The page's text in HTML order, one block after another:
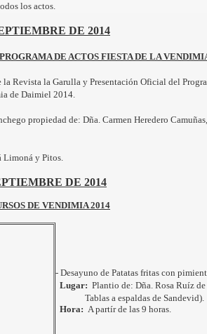
los actos.
DE 2014
DE ACTOS FIESTA DE LA
la Revista la Garulla y Presentación Oficial del
de Daimiel 2014.
propiedad de: Dña. Carmen Heredero
Limoná y Pitos.
DE 2014
DE VENDIMIA 2014
- Desayuno de Patatas fritas con
Lugar: Plantio de: Dña. Rosa Ruíz
Tablas a espaldas de Sandevid).
Hora: A partír de las 9 horas.